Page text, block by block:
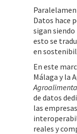
Datos hace
sigan
esto se
en
En este
Málaga y la
de datos
las
reales y